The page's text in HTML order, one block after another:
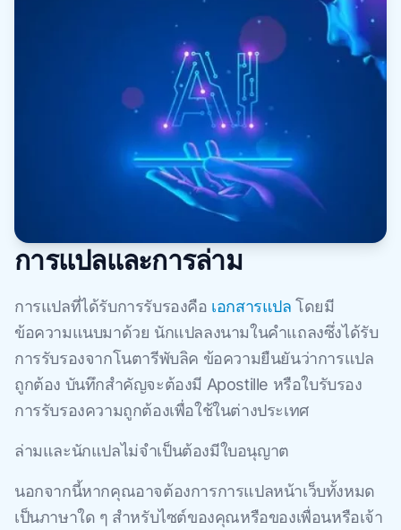
การแปลและการล่าม
การแปลที่ได้รับการรับรองคือ เอกสารแปล โดยมี
ข้อความแนบมาด้วย นักแปลลงนามในคําแถลงซึ่งได้รับ
การรับรองจากโนตารีพับลิค ข้อความยืนยันว่าการแปล
ถูกต้อง บันทึกสําคัญจะต้องมี Apostille หรือใบรับรอง
การรับรองความถูกต้องเพื่อใช้ในต่างประเทศ
ล่ามและนักแปลไม่จำเป็นต้องมีใบอนุญาต
นอกจากนี้หากคุณอาจต้องการการแปลหน้าเว็บทั้งหมด
เป็นภาษาใด ๆ สําหรับไซต์ของคุณหรือของเพื่อนหรือเจ้า